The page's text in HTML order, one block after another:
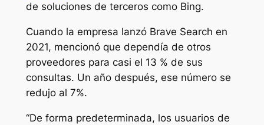
de soluciones de terceros como Bing.
Cuando la empresa lanzó Brave Search en
2021, mencionó que dependía de otros
proveedores para casi el 13 % de sus
consultas. Un año después, ese número se
redujo al 7%.
“De forma predeterminada, los usuarios de